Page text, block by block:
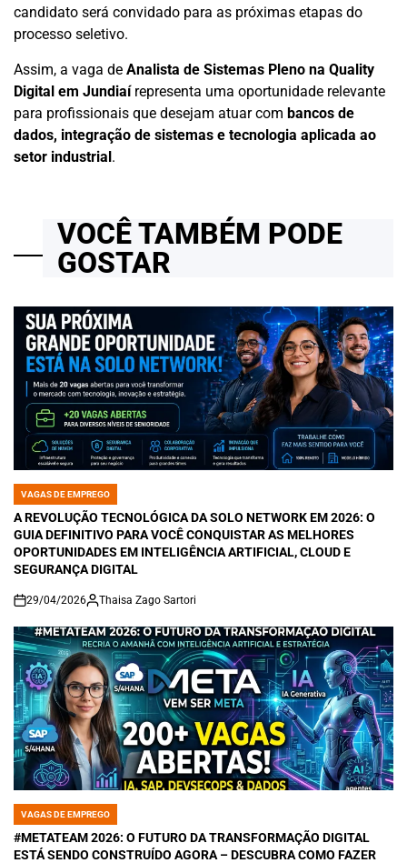
candidato será convidado para as próximas etapas do
processo seletivo.
Assim, a vaga de Analista de Sistemas Pleno na Quality
Digital em Jundiaírepresenta uma oportunidade relevante
para profissionais que desejam atuar com bancos de
dados, integração de sistemas e tecnologia aplicada ao
setor industrial.
VOCÊ TAMBÉM PODE
GOSTAR
POSTED
IN
VAGAS DE EMPREGO
A REVOLUÇÃO TECNOLÓGICA DA SOLO NETWORK EM 2026: O
GUIA DEFINITIVO PARA VOCÊ CONQUISTAR AS MELHORES
OPORTUNIDADES EM INTELIGÊNCIA ARTIFICIAL, CLOUD E
SEGURANÇA DIGITAL
on
29/04/2026 Thaisa Zago Sartori
POSTED
IN
VAGAS DE EMPREGO
#METATEAM 2026: O FUTURO DA TRANSFORMAÇÃO DIGITAL
ESTÁ SENDO CONSTRUÍDO AGORA – DESCUBRA COMO FAZER